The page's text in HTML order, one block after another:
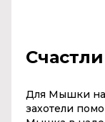
Для Мышки
захотели